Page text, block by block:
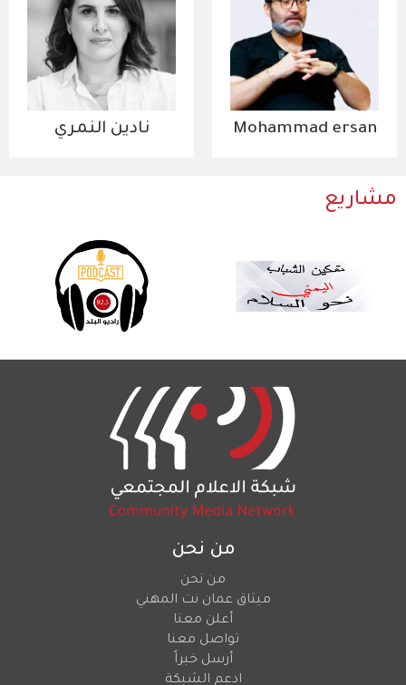
Mohammad ersan نادين النمري
مشاريع
من نحن
من نحن
ميثاق عمان نت المهني
أعلن معنا
تواصل معنا
أرسل خبراً
ادعم الشبكة